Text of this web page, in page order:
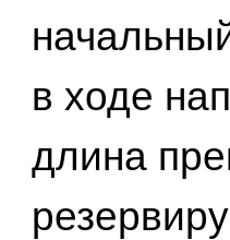
в ходе
длина